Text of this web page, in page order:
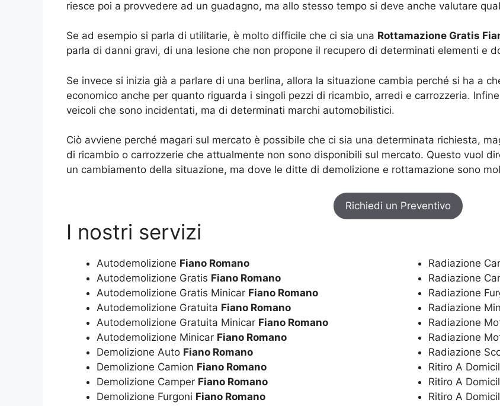
riesce poi a provvedere ad un guadagno, ma allo stesso tempo si deve anche valutare
Se ad esempio si parla di utilitarie, è molto difficile che ci sia una Rottamazione Gratis
parla di danni gravi, di una lesione che non propone il recupero di determinati elementi e
Se invece si inizia già a parlare di una berlina, allora la situazione cambia perché si ha a
economico anche per quanto riguarda i singoli pezzi di ricambio, arredi e carrozzeria.
veicoli che sono incidentati, ma di determinati marchi automobilistici.
Ciò avviene perché magari sul mercato è possibile che ci sia una determinata richiesta,
di ricambio o carrozzerie che attualmente non sono disponibili sul mercato. Questo vuol
un cambiamento della situazione, ma dove le ditte di demolizione e rottamazione sono
Richiedi un Preventivo
I nostri servizi
Autodemolizione Fiano Romano
Autodemolizione Gratis Fiano Romano
Autodemolizione Gratis Minicar Fiano Romano
Autodemolizione Gratuita Fiano Romano
Autodemolizione Gratuita Minicar Fiano Romano
Autodemolizione Minicar Fiano Romano
Demolizione Auto Fiano Romano
Demolizione Camion Fiano Romano
Demolizione Camper Fiano Romano
Demolizione Furgoni Fiano Romano
Radiazione
Radiazione
Radiazione
Radiazione
Radiazione
Radiazione
Radiazione
Ritiro A
Ritiro A
Ritiro A